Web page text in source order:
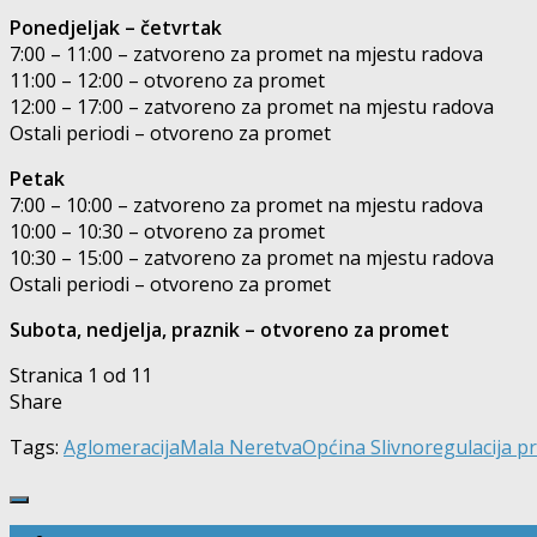
Ponedjeljak – četvrtak
7:00 – 11:00 – zatvoreno za promet na mjestu radova
11:00 – 12:00 – otvoreno za promet
12:00 – 17:00 – zatvoreno za promet na mjestu radova
Ostali periodi – otvoreno za promet
Petak
7:00 – 10:00 – zatvoreno za promet na mjestu radova
10:00 – 10:30 – otvoreno za promet
10:30 – 15:00 – zatvoreno za promet na mjestu radova
Ostali periodi – otvoreno za promet
Subota, nedjelja, praznik – otvoreno za promet
Stranica 1 od 1 1
Share
Tags: AglomeracijaMala NeretvaOpćina Slivnoregulacija